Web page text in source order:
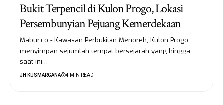
Bukit Terpencil di Kulon Progo, Lokasi
Persembunyian Pejuang Kemerdekaan
Mabur.co - Kawasan Perbukitan Menoreh, Kulon Progo,
menyimpan sejumlah tempat bersejarah yang hingga
saat ini…
JH KUSMARGANA 4 MIN READ